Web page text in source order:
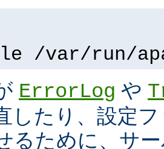
/var/run/
ErrorLog や
したり、設定
るために、サ